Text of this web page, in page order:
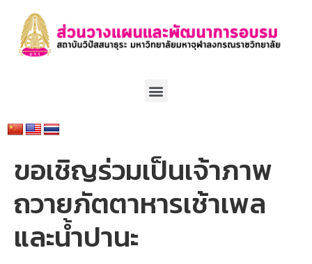
ขอเชิญร่วมเป็นเจ้าภาพ
ถวายภัตตาหารเช้าเพล
และน้ำปานะ